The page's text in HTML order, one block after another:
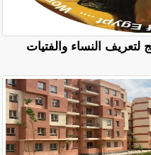
لتعريف النساء والفتيات